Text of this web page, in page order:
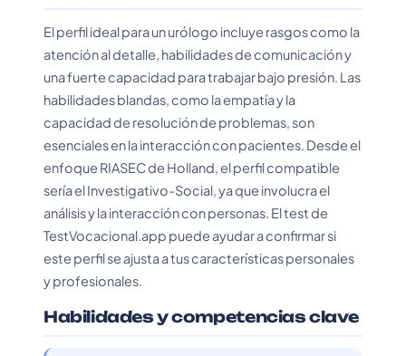
El perfil ideal para un urólogo incluye rasgos como la
atención al detalle, habilidades de comunicación y
una fuerte capacidad para trabajar bajo presión. Las
habilidades blandas, como la empatía y la
capacidad de resolución de problemas, son
esenciales en la interacción con pacientes. Desde el
enfoque RIASEC de Holland, el perfil compatible
sería el Investigativo-Social, ya que involucra el
análisis y la interacción con personas. El test de
TestVocacional.app puede ayudar a confirmar si
este perfil se ajusta a tus características personales
y profesionales.
Habilidades y competencias clave